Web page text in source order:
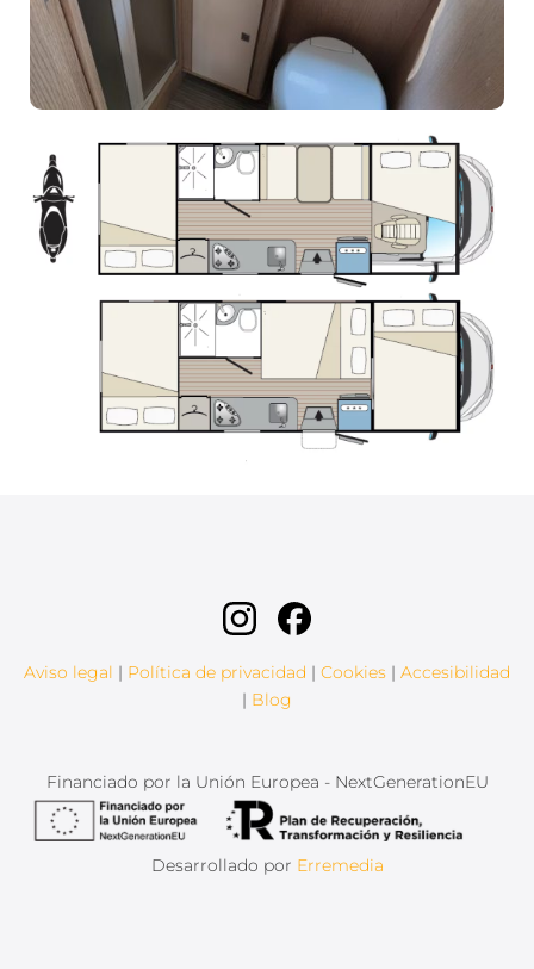
Aviso legal | Política de privacidad | Cookies | Accesibilidad
| Blog
Financiado por la Unión Europea - NextGenerationEU
Desarrollado por Erremedia